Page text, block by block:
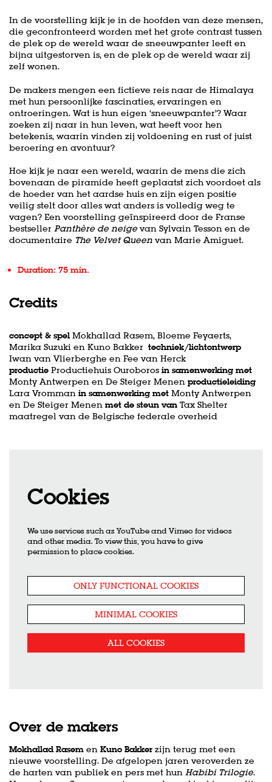
In de voorstelling kijk je in de hoofden van deze mensen,
die geconfronteerd worden met het grote contrast tussen
de plek op de wereld waar de sneeuwpanter leeft en
bijna uitgestorven is, en de plek op de wereld waar zij
zelf wonen.
De makers mengen een fictieve reis naar de Himalaya
met hun persoonlijke fascinaties, ervaringen en
ontroeringen. Wat is hun eigen ‘sneeuwpanter’? Waar
zoeken zij naar in hun leven, wat heeft voor hen
betekenis, waarin vinden zij voldoening en rust of juist
beroering en avontuur?
Hoe kijk je naar een wereld, waarin de mens die zich
bovenaan de piramide heeft geplaatst zich voordoet als
de hoeder van het aardse huis en zijn eigen positie
veilig stelt door alles wat anders is volledig weg te
vagen? Een voorstelling geïnspireerd door de Franse
bestseller Panthère de neigevan Sylvain Tesson en de
documentaire The Velvet Queenvan Marie Amiguet.
Duration: 75 min.
Credits
concept & spel Mokhallad Rasem, Bloeme Feyaerts,
Marika Suzuki en Kuno Bakker techniek/lichtontwerp
Iwan van Vlierberghe en Fee van Herck
productie Productiehuis Ouroboros in samenwerking met
Monty Antwerpen en De Steiger Menen productieleiding
Lara Vromman in samenwerking met Monty Antwerpen
en De Steiger Menen met de steun van Tax Shelter
maatregel van de Belgische federale overheid
Cookies
We use services such as YouTube and Vimeo for videos
and other media. To view this, you have to give
permission to place cookies.
ONLY FUNCTIONAL COOKIES
MINIMAL COOKIES
ALL COOKIES
Over de makers
Mokhallad Rasem en Kuno Bakker zijn terug met een
nieuwe voorstelling. De afgelopen jaren veroverden ze
de harten van publiek en pers met hun Habibi Trilogie.